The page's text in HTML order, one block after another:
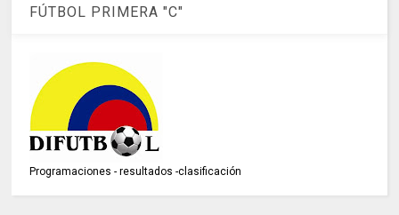
FÚTBOL PRIMERA "C"
Programaciones - resultados -clasificación